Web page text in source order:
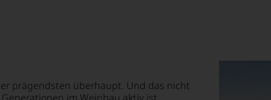
prägendsten überhaupt. Und das nicht